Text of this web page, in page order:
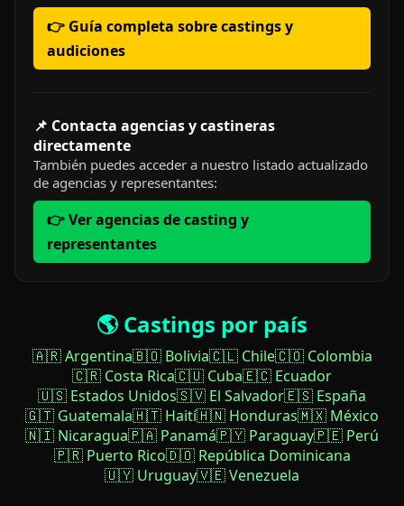
👉 Guía completa sobre castings y
audiciones
📌 Contacta agencias y castineras
directamente
También puedes acceder a nuestro listado actualizado
de agencias y representantes:
👉 Ver agencias de casting y
representantes
🌎 Castings por país
🇦🇷 Argentina🇧🇴 Bolivia🇨🇱 Chile🇨🇴 Colombia
🇨🇷 Costa Rica🇨🇺 Cuba🇪🇨 Ecuador
🇺🇸 Estados Unidos🇸🇻 El Salvador🇪🇸 España
🇬🇹 Guatemala🇭🇹 Haití🇭🇳 Honduras🇲🇽 México
🇳🇮 Nicaragua🇵🇦 Panamá🇵🇾 Paraguay🇵🇪 Perú
🇵🇷 Puerto Rico🇩🇴 República Dominicana
🇺🇾 Uruguay🇻🇪 Venezuela